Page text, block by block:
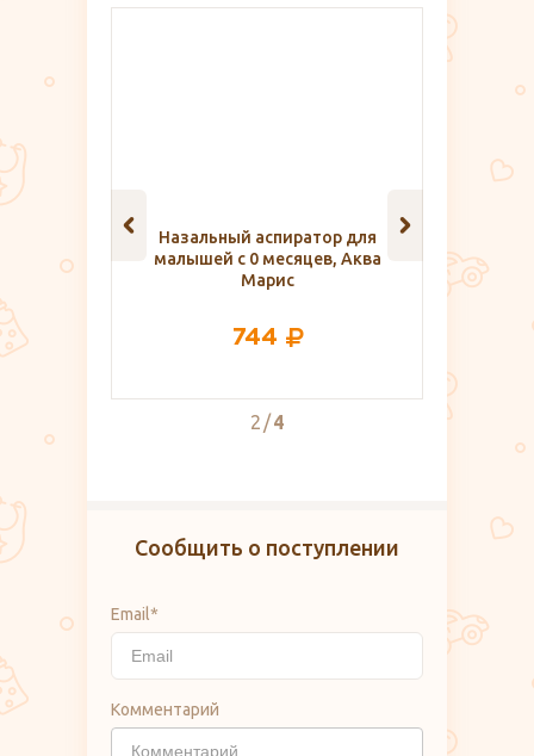
Назальный аспиратор для
малышей с 0 месяцев, Аква
Марис
744
2 4
Сообщить о поступлении
Email*
Комментарий